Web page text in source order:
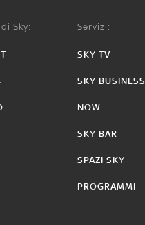
Sky: Servizi:
SKY TV
SKY BUSINESS
NOW
SKY BAR
SPAZI SKY
PROGRAMMI